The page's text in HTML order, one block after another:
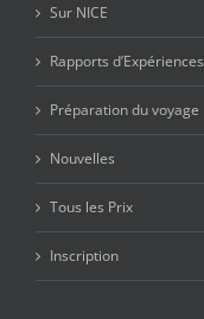
Sur NICE
Rapports d’Expériences
Préparation du voyage
Nouvelles
Tous les Prix
Inscription